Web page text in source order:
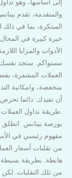
إلى أساسها، وهو
والمتقدمة، تقدم
المبتكرة، بما في ذلك
خبرة كبيرة في
الأدوات والمزايا
مستواكم. ستجد نفسك
العملات المشفرة،
منخفضة، وامكانية
أن تفيدك: دائما
بورصة بينانس انطلق
مفهوم رئيسي في
من تقلبات أسعار
هابطة. بطريقة
من تلك التقلبات.